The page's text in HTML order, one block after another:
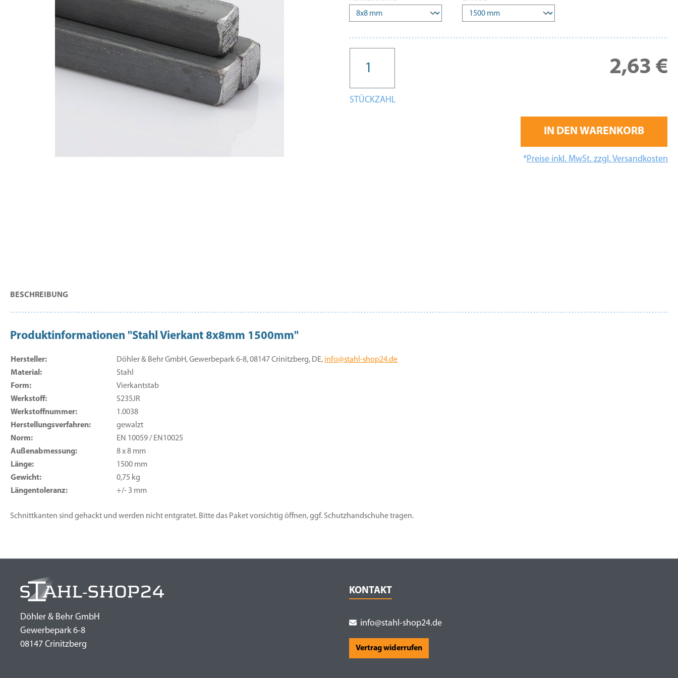
2,63 €
STÜCKZAHL
IN DEN WARENKORB
*Preise inkl. MwSt. zzgl. Versandkosten
BESCHREIBUNG
Produktinformationen "Stahl Vierkant 8x8mm 1500mm"
Hersteller: Döhler & Behr GmbH, Gewerbepark 6-8, 08147 Crinitzberg, DE, info@stahl-shop24.de
Material:
Stahl
Form:
Vierkantstab
Werkstoff:
S235JR
Werkstoffnummer:
1.0038
Herstellungsverfahren:
gewalzt
Norm:
EN 10059 / EN10025
Außenabmessung:
8 x 8 mm
Länge:
1500 mm
Gewicht:
0,75 kg
Längentoleranz:
+/- 3 mm
Schnittkanten sind gehackt und werden nicht entgratet. Bitte das Paket vorsichtig öffnen, ggf. Schutzhandschuhe tragen.
Döhler & Behr GmbH
Gewerbepark 6-8
08147 Crinitzberg
KONTAKT
info@stahl-shop24.de
Vertrag widerrufen